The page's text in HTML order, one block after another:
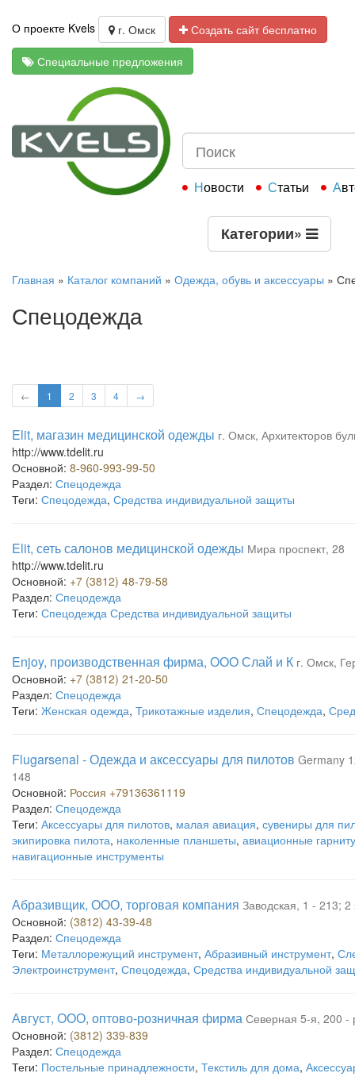
О проекте Kvels г. Омск
Создать сайт бесплатно
Специальные предложения
Новости Статьи
Категории»
Главная » Каталог компаний » Одежда, обувь и аксессуары »
Спецодежда
← 1 2 3 4 →
Elit, магазин медицинской одежды г. Омск, Архитекторов
http://www.tdelit.ru
Основной: 8-960-993-99-50
Раздел: Спецодежда
Теги: Спецодежда, Средства индивидуальной защиты
Elit, сеть салонов медицинской одежды Мира проспект, 28
http://www.tdelit.ru
Основной: +7 (3812) 48-79-58
Раздел: Спецодежда
Теги: Спецодежда Средства индивидуальной защиты
Enjoy, производственная фирма, ООО Слай и К г. Омск,
Основной: +7 (3812) 21-20-50
Раздел: Спецодежда
Теги: Женская одежда, Трикотажные изделия, Спецодежда,
Flugarsenal - Одежда и аксессуары для пилотов Germany
148
Основной: Россия +79136361119
Раздел: Спецодежда
Теги: Аксессуары для пилотов, малая авиация, сувениры для
экипировка пилота, наколенные планшеты, авиационные
навигационные инструменты
Абразивщик, ООО, торговая компания Заводская, 1 - 213; 2
Основной: (3812) 43-39-48
Раздел: Спецодежда
Теги: Металлорежущий инструмент, Абразивный инструмент,
Электроинструмент, Спецодежда, Средства индивидуальной
Август, ООО, оптово-розничная фирма Северная 5-я, 200 -
Основной: (3812) 339-839
Раздел: Спецодежда
Теги: Постельные принадлежности, Текстиль для дома,